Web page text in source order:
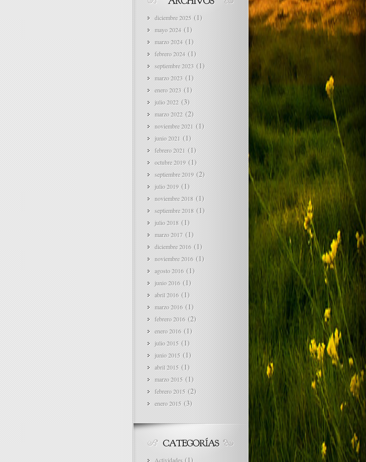
diciembre 2025 (1)
mayo 2024 (1)
marzo 2024 (1)
febrero 2024 (1)
septiembre 2023 (1)
marzo 2023 (1)
enero 2023 (1)
julio 2022 (3)
marzo 2022 (2)
noviembre 2021 (1)
junio 2021 (1)
febrero 2021 (1)
octubre 2019 (1)
septiembre 2019 (2)
julio 2019 (1)
noviembre 2018 (1)
septiembre 2018 (1)
julio 2018 (1)
marzo 2017 (1)
diciembre 2016 (1)
noviembre 2016 (1)
agosto 2016 (1)
junio 2016 (1)
abril 2016 (1)
marzo 2016 (1)
febrero 2016 (2)
enero 2016 (1)
julio 2015 (1)
junio 2015 (1)
abril 2015 (1)
marzo 2015 (1)
febrero 2015 (2)
enero 2015 (3)
Actividades (1)